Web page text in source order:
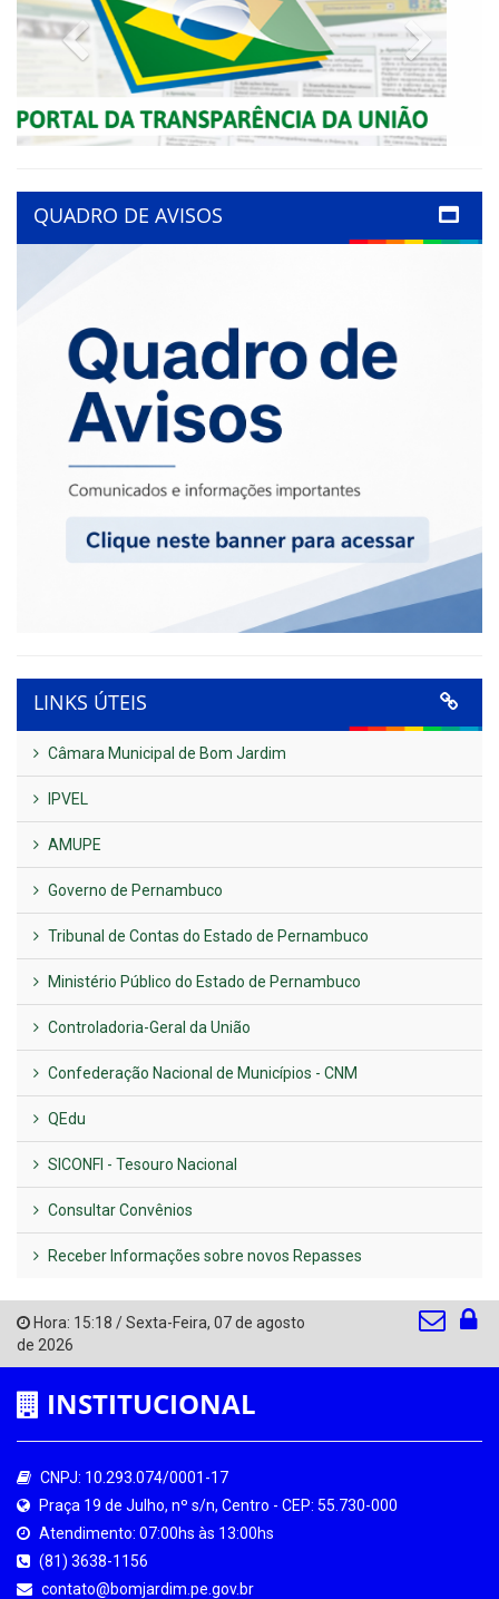
Previous
QUADRO DE AVISOS
LINKS ÚTEIS
Câmara Municipal de Bom Jardim
IPVEL
AMUPE
Governo de Pernambuco
Tribunal de Contas do Estado de Pernambuco
Ministério Público do Estado de Pernambuco
Controladoria-Geral da União
Confederação Nacional de Municípios - CNM
QEdu
SICONFI - Tesouro Nacional
Consultar Convênios
Receber Informações sobre novos Repasses
Hora: 15:18 /Sexta-Feira, 07 de agosto
de 2026
INSTITUCIONAL
CNPJ: 10.293.074/0001-17
Praça 19 de Julho, nº s/n, Centro - CEP: 55.730-000
Atendimento: 07:00hs às 13:00hs
(81) 3638-1156
contato@bomjardim.pe.gov.br